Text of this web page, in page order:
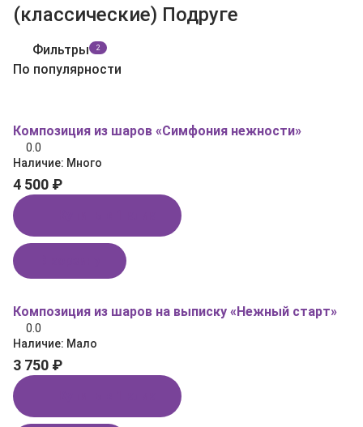
(классические) Подруге
Фильтры 2
По популярности
Композиция из шаров «Симфония нежности»
0.0
Наличие: Много
4 500 ₽
Композиция из шаров на выписку «Нежный старт»
0.0
Наличие: Мало
3 750 ₽